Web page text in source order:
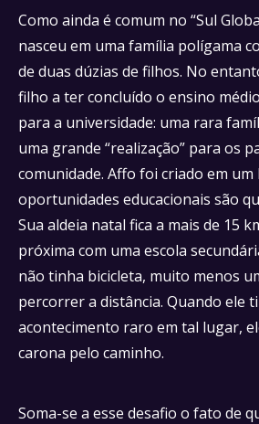
Como ainda é comum no “Sul
nasceu em uma família polígama
de duas dúzias de filhos. No
filho a ter concluído o ensino
para a universidade: uma rara
uma grande “realização” para os
comunidade. Affo foi criado em
oportunidades educacionais são
Sua aldeia natal fica a mais de 15
próxima com uma escola
não tinha bicicleta, muito menos
percorrer a distância. Quando ele
acontecimento raro em tal lugar,
carona pelo caminho.
Soma-se a esse desafio o fato de